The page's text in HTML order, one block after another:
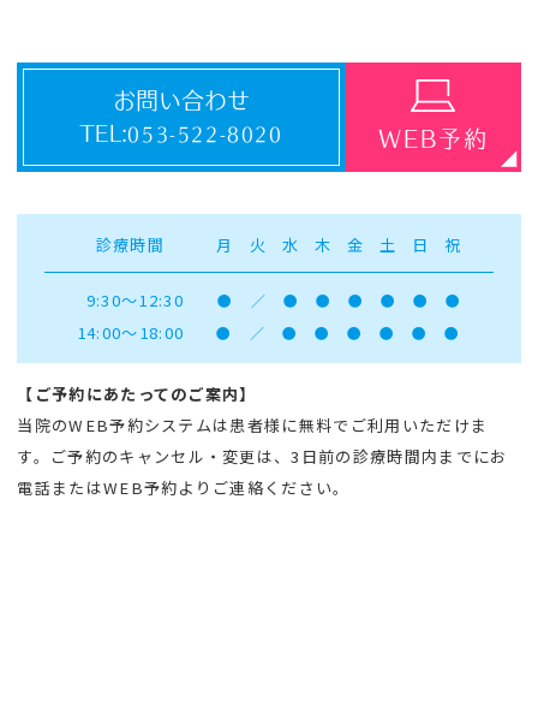
お問い合わせ
TEL:053-522-8020 WEB予約
診療時間 月 火 水 木 金 土 日 祝
9:30～12:30 ● ／ ● ● ● ● ● ●
14:00～18:00 ● ／ ● ● ● ● ● ●
【ご予約にあたってのご案内】
当院のWEB予約システムは患者様に無料でご利用いただけま
す。ご予約のキャンセル・変更は、3日前の診療時間内までにお
電話またはWEB予約よりご連絡ください。